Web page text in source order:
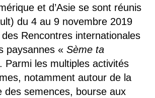
et d’Asie se sont réunis
du 4 au 9 novembre 2019
Rencontres internationales
paysannes « Sème ta
Parmi les multiples activités
notamment autour de la
des semences, bourse aux